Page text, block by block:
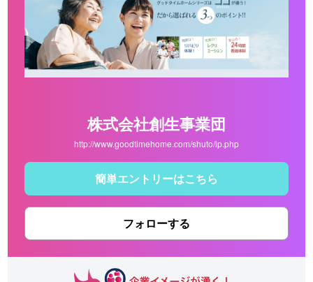
株式会社創生事業団
http://www.goodtimehome.com/shuto/lp.php
簡単エントリーはこちら
フォローする